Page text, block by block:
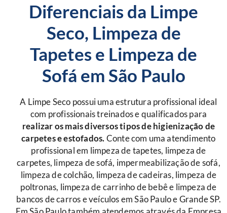
Diferenciais da Limpe
Seco, Limpeza de
Tapetes e Limpeza de
Sofá em São Paulo
A Limpe Seco possui uma estrutura profissional ideal
com profissionais treinados e qualificados para
realizar os mais diversos tipos de higienização de
carpetes e estofados. Conte com uma atendimento
profissional em limpeza de tapetes, limpeza de
carpetes, limpeza de sofá, impermeabilização de sofá,
limpeza de colchão, limpeza de cadeiras, limpeza de
poltronas, limpeza de carrinho de bebê e limpeza de
bancos de carros e veículos em São Paulo e Grande SP.